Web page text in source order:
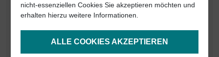
Erfahrung mit Gerätekommunikation (z. B. TCP/IP,
Serial, proprietäre Protokolle), Timing-/Echtzeitnähe
oder Automatisierung
Praxis in Desktop-Applikationen
nicht-essenziellen Cookies Sie akzeptieren möchten und
erhalten hierzu weitere Informationen.
ALLE COOKIES AKZEPTIEREN